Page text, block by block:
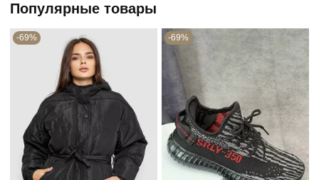
Популярные товары
-69% -69%